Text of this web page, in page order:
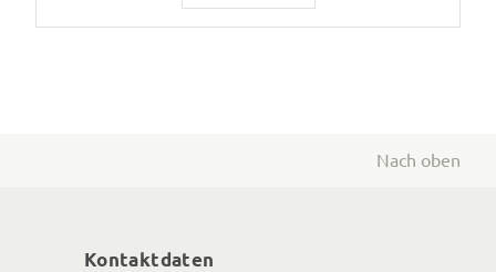
Nach oben
Kontaktdaten